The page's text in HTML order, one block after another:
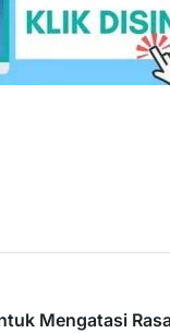
Mengatasi